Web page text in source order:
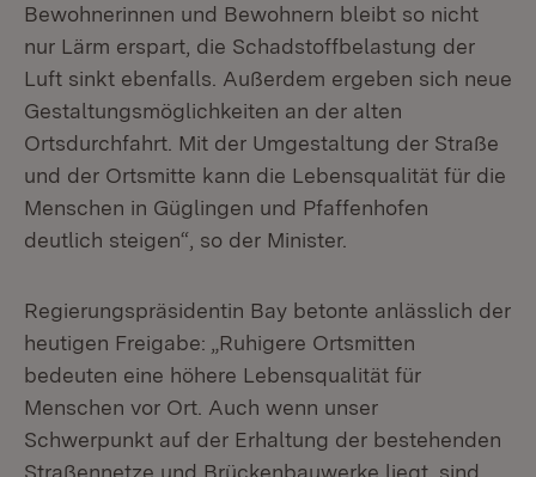
Bewohnerinnen und Bewohnern bleibt so nicht
nur Lärm erspart, die Schadstoffbelastung der
Luft sinkt ebenfalls. Außerdem ergeben sich neue
Gestaltungsmöglichkeiten an der alten
Ortsdurchfahrt. Mit der Umgestaltung der Straße
und der Ortsmitte kann die Lebensqualität für die
Menschen in Güglingen und Pfaffenhofen
deutlich steigen“, so der Minister.
Regierungspräsidentin Bay betonte anlässlich der
heutigen Freigabe: „Ruhigere Ortsmitten
bedeuten eine höhere Lebensqualität für
Menschen vor Ort. Auch wenn unser
Schwerpunkt auf der Erhaltung der bestehenden
Straßennetze und Brückenbauwerke liegt, sind